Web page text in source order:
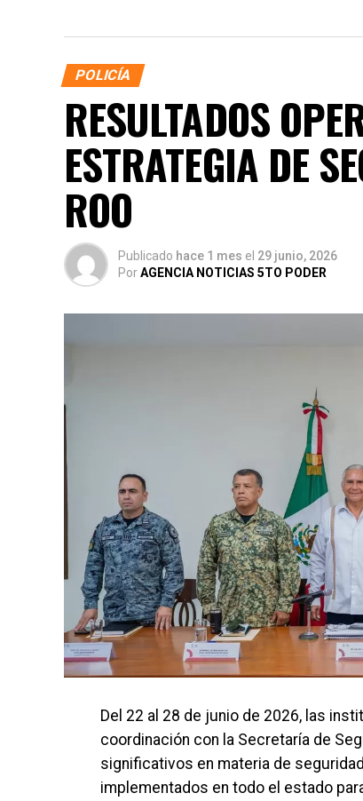
POLICÍA
RESULTADOS
ESTRATEGIA DE
ROO
Publicado hace 1 mes el 29 junio, 2026
PorAGENCIA NOTICIAS 5TO PODER
Del 22 al 28 de junio de 2026, las
coordinación con la Secretaría de
significativos en materia de
implementados en todo el estado